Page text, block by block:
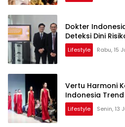
Dokter
Deteksi Dini
Lifestyle Rabu, 15
Vertu Harmoni
Indonesia
Lifestyle Senin, 13